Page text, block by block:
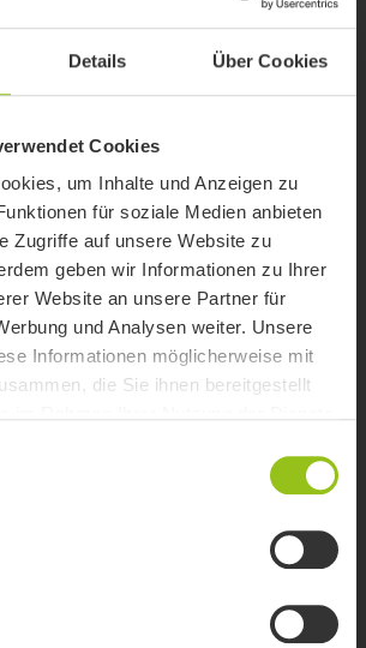
Details Über Cookies
Cookies
um Inhalte und Anzeigen zu
für soziale Medien anbieten
Zugriffe auf unsere Website zu
geben wir Informationen zu Ihrer
Website an unsere Partner für
und Analysen weiter. Unsere
Informationen möglicherweise mit
die Sie ihnen bereitgestellt